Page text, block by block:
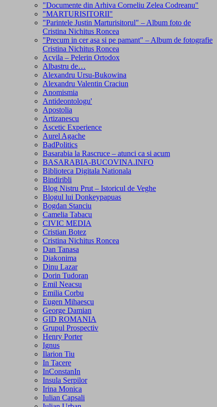
"Documente din Arhiva Corneliu Zelea Codreanu"
"MARTURISITORII"
"Parintele Justin Marturisitorul" – Album foto de
Cristina Nichitus Roncea
"Precum in cer asa si pe pamant" – Album de fotografie
Cristina Nichitus Roncea
Acvila – Pelerin Ortodox
Albastru de…
Alexandru Ursu-Bukowina
Alexandru Valentin Craciun
Anomismia
Antideontologu'
Apostolia
Artizanescu
Ascetic Experience
Aurel Agache
BadPolitics
Basarabia la Rascruce – atunci ca si acum
BASARABIA-BUCOVINA.INFO
Biblioteca Digitala Nationala
Bindiribli
Blog Nistru Prut – Istoricul de Veghe
Blogul lui Donkeypapuas
Bogdan Stanciu
Camelia Tabacu
CIVIC MEDIA
Cristian Botez
Cristina Nichitus Roncea
Dan Tanasa
Diakonima
Dinu Lazar
Dorin Tudoran
Emil Neacsu
Emilia Corbu
Eugen Mihaescu
George Damian
GID ROMANIA
Grupul Prospectiv
Henry Porter
Ignus
Ilarion Tiu
In Tacere
InConstanIn
Insula Serpilor
Irina Monica
Iulian Capsali